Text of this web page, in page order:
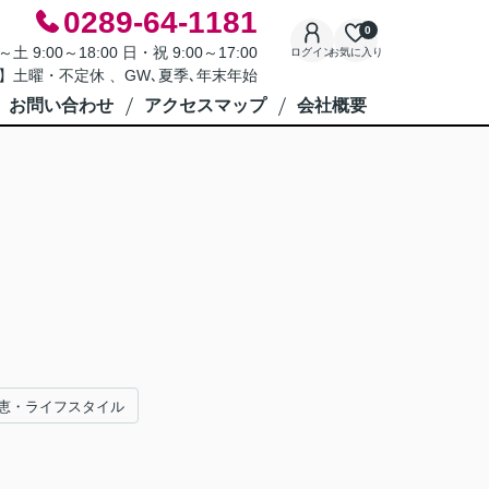
0289-64-1181
土 9:00～18:00 日・祝 9:00～17:00
土曜・不定休 、GW､夏季､年末年始
ログインお気に入り
0
お問い合わせ アクセスマップ 会社概要
・ライフスタイル